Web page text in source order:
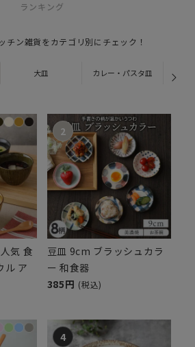
ランキング
チン雑貨をカテゴリ別にチェック！
大皿 カレー・パスタ皿
気 食
ル ア
豆皿 9cm ブラッシュカラ
ー 和食器
385円 (税込)